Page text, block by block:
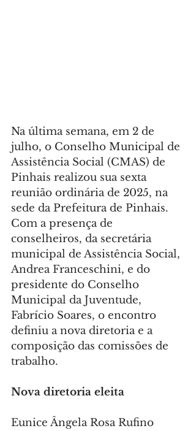
Na última semana, em 2 de
julho, o Conselho Municipal de
Assistência Social (CMAS) de
Pinhais realizou sua sexta
reunião ordinária de 2025, na
sede da Prefeitura de Pinhais.
Com a presença de
conselheiros, da secretária
municipal de Assistência Social,
Andrea Franceschini, e do
presidente do Conselho
Municipal da Juventude,
Fabrício Soares, o encontro
definiu a nova diretoria e a
composição das comissões de
trabalho.
Nova diretoria eleita
Eunice Ângela Rosa Rufino